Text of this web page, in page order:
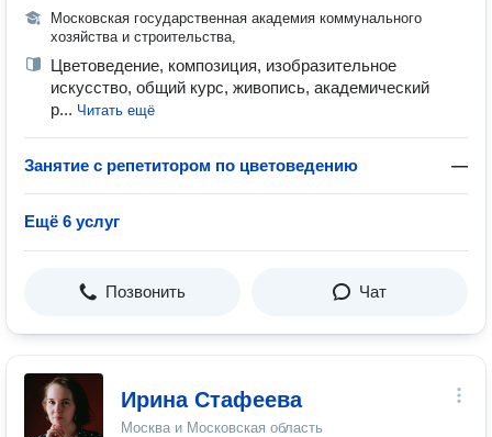
Московская государственная академия коммунального
хозяйства и строительства,
Цветоведение, композиция, изобразительное
искусство, общий курс, живопись, академический
р... Читать ещё
Занятие с репетитором по цветоведению —
Ещё 6 услуг
Позвонить Чат
Ирина Стафеева
Москва и Московская область